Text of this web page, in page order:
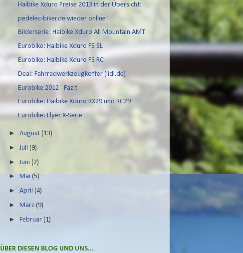
Haibike Xduro Preise 2013 in der Übersicht:
pedelec-biker.de wieder online!
Bilderserie: Haibike Xduro All Mountain AMT
Eurobike: Haibike Xduro FS SL
Eurobike: Haibike Xduro FS RC
Deal: Fahrradwerkzeugkoffer (lidl.de)
Eurobike 2012 - Fazit
Eurobike: Haibike Xduro RX29 und RC29
Eurobike: Flyer X-Serie
►August(13)
► Juli(9)
► Juni(2)
►Mai(5)
►April(4)
►März(9)
►Februar(1)
ÜBER DIESEN BLOG UND UNS...